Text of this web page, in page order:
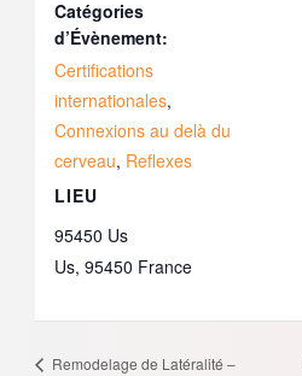
Catégories
d’Évènement:
Certifications
internationales,
Connexions au delà du
cerveau, Reflexes
LIEU
95450 Us
Us, 95450 France
Remodelage de Latéralité –